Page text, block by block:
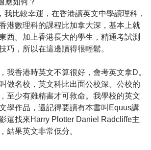
應如何？
我比較幸運，在香港讀英文中學讀理科，
港數理科的課程比加拿大深，基本上就
西。加上香港長大的學生，精通考試測
巧，所以在這邊讀得很輕鬆。
我香港時英文不算很好，會考英文拿D。
做名校，英文科比出面公校深。公校的
至少有雞精書才可救命。我學校的英文
學作品，還記得要讀有本書叫Equus講
還找來Harry Plotter Daniel Radcliffe主
結果英文非常低分。